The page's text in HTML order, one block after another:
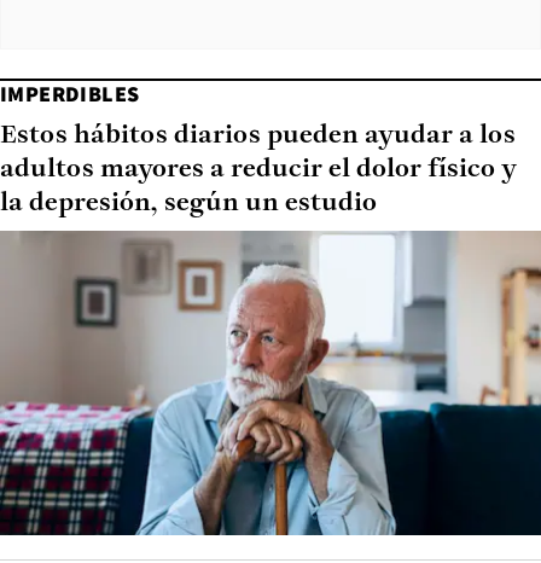
IMPERDIBLES
Estos hábitos diarios pueden ayudar a los
adultos mayores a reducir el dolor físico y
la depresión, según un estudio